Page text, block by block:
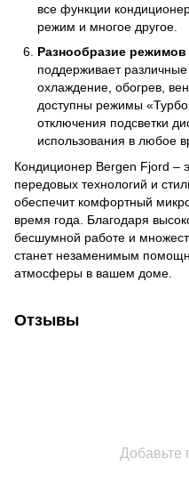
все функции
режим и многое другое.
Разнообразие
поддерживает
охлаждение, обогрев,
доступны режимы
отключения подсветки
использования в любое
Кондиционер Bergen Fjord –
передовых технологий и
обеспечит комфортный
время года. Благодаря
бесшумной работе и
станет незаменимым
атмосферы в вашем доме.
Отзывы
Добавьте